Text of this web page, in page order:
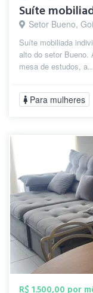
Suíte
Setor Bueno,
Suíte mobiliada
alto do setor Bueno.
mesa de estudos,
Para mulheres
R$ 1.500,00 por